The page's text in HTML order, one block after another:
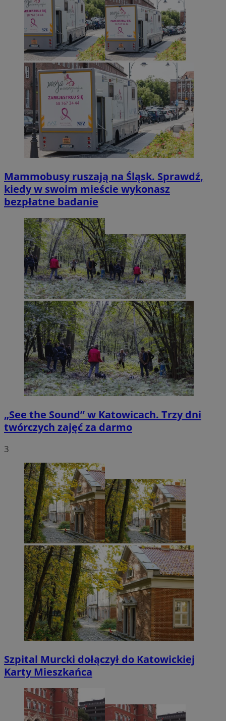
Mammobusy ruszają na Śląsk. Sprawdź,
kiedy w swoim mieście wykonasz
bezpłatne badanie
„See the Sound” w Katowicach. Trzy dni
twórczych zajęć za darmo
3
Szpital Murcki dołączył do Katowickiej
Karty Mieszkańca